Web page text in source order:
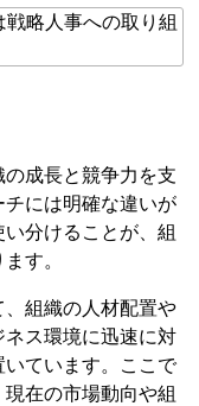
成長と競争力を支
チには明確な違いが
分けることが、組
す。
組織の人材配置や
ス環境に迅速に対
ています。ここで
在の市場動向や組